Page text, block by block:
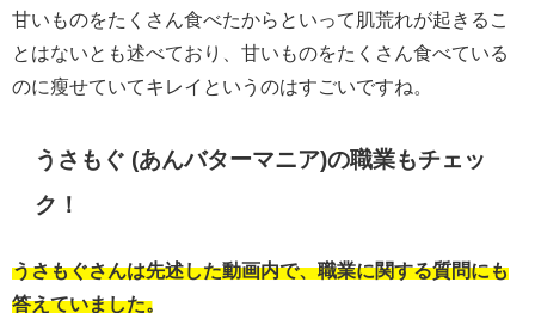
甘いものをたくさん食べたからといって肌荒れが起きるこ
とはないとも述べており、甘いものをたくさん食べている
のに瘦せていてキレイというのはすごいですね。
うさもぐ (あんバターマニア)の職業もチェッ
ク！
うさもぐさんは先述した動画内で、職業に関する質問にも
答えていました。